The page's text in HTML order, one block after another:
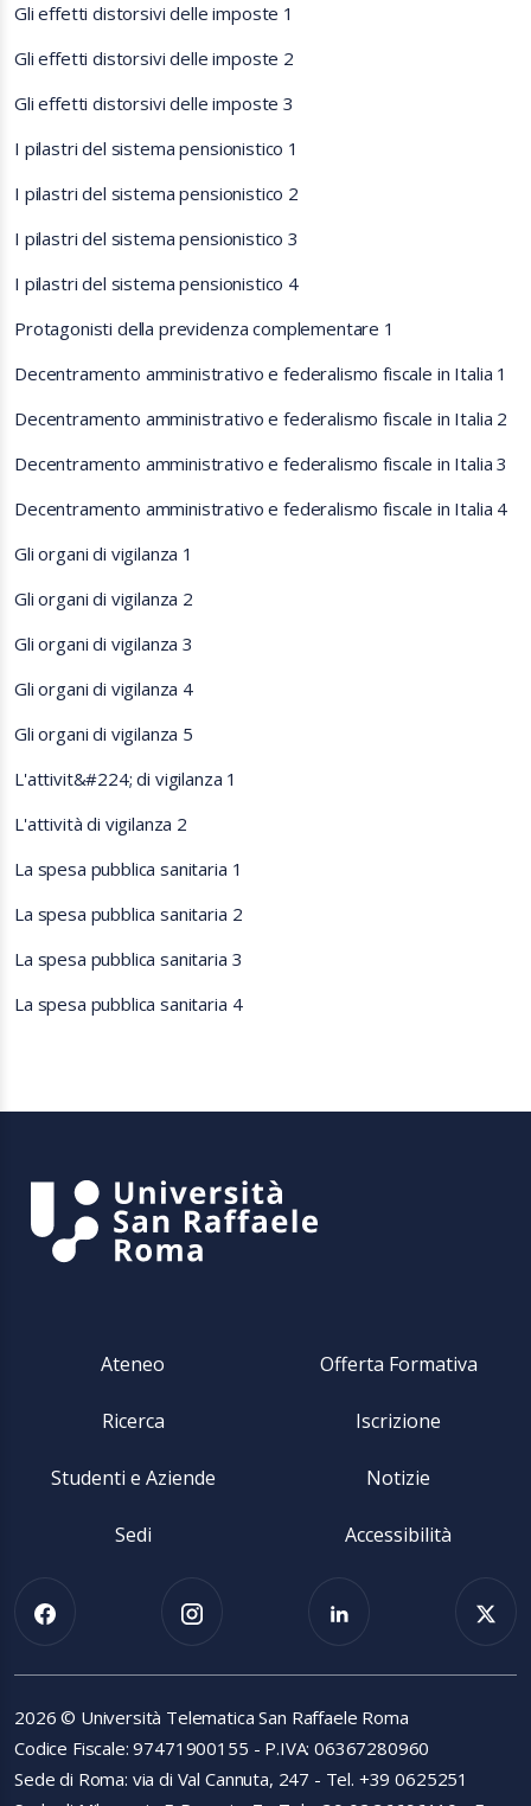
Gli effetti distorsivi delle imposte 1
Gli effetti distorsivi delle imposte 2
Gli effetti distorsivi delle imposte 3
I pilastri del sistema pensionistico 1
I pilastri del sistema pensionistico 2
I pilastri del sistema pensionistico 3
I pilastri del sistema pensionistico 4
Protagonisti della previdenza complementare 1
Decentramento amministrativo e federalismo fiscale in Italia 1
Decentramento amministrativo e federalismo fiscale in Italia 2
Decentramento amministrativo e federalismo fiscale in Italia 3
Decentramento amministrativo e federalismo fiscale in Italia 4
Gli organi di vigilanza 1
Gli organi di vigilanza 2
Gli organi di vigilanza 3
Gli organi di vigilanza 4
Gli organi di vigilanza 5
L'attivit&#224; di vigilanza 1
L'attività di vigilanza 2
La spesa pubblica sanitaria 1
La spesa pubblica sanitaria 2
La spesa pubblica sanitaria 3
La spesa pubblica sanitaria 4
Ateneo Offerta Formativa
Ricerca Iscrizione
Studenti e Aziende Notizie
Sedi Accessibilità
2026 © Università Telematica San Raffaele Roma
Codice Fiscale: 97471900155 - P.IVA: 06367280960
Sede di Roma: via di Val Cannuta, 247 - Tel. +39 0625251